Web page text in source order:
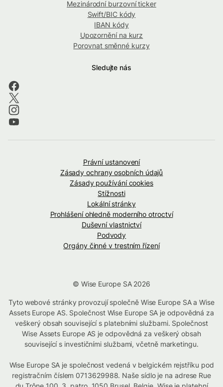
Mezinárodní burzovní ticker
Swift/BIC kódy
IBAN kódy
Upozornění na kurz
Porovnat směnné kurzy
Sledujte nás
Právní ustanovení
Zásady ochrany osobních údajů
Zásady používání cookies
Stížnosti
Lokální stránky
Prohlášení ohledně moderního otroctví
Duševní vlastnictví
Podvody
Orgány činné v trestním řízení
© Wise Europe SA 2026
Tyto webové stránky provozují společně Wise Europe SA a Wise
Assets Europe AS. Společnost Wise Europe SA je odpovědná za
veškerý obsah související s platebními službami. Společnost
Wise Assets Europe AS je odpovědná za veškerý obsah
související s investičními službami, včetně marketingu.
Wise Europe SA je společnost vedená v belgickém rejstříku pod
registračním číslem 0713629988. Naše sídlo je na adrese Rue